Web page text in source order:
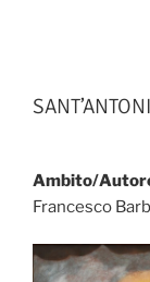
Ambito/
Francesco